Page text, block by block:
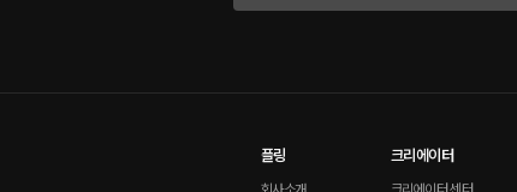
플링 크리에이터